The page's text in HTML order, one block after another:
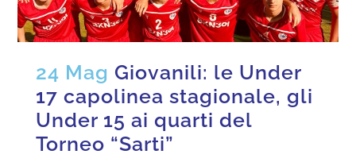
24 Mag Giovanili: le Under
17 capolinea stagionale, gli
Under 15 ai quarti del
Torneo “Sarti”